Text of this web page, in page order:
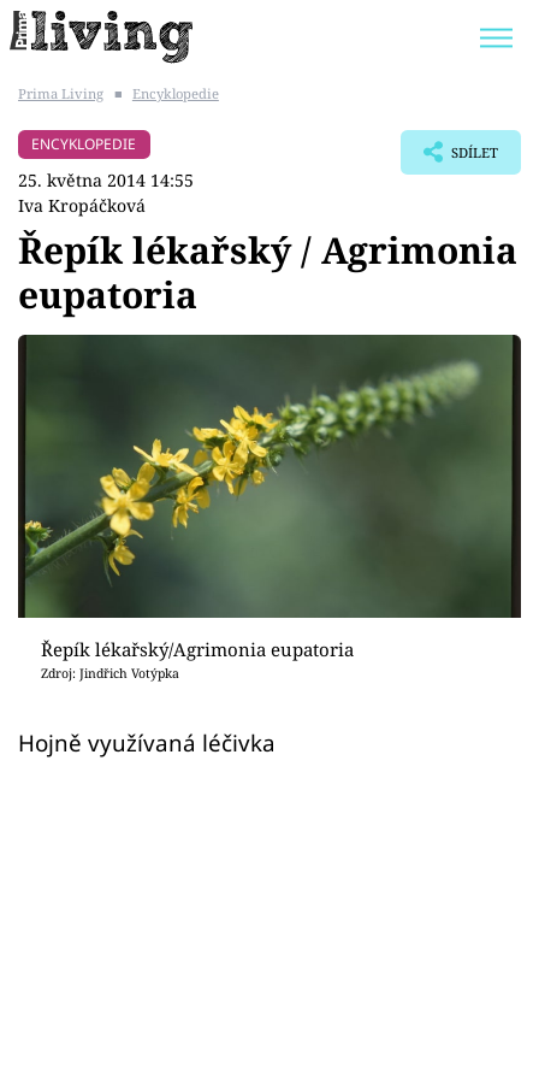
BYDLENÍ SLAVNÝCH
Témata
Design
Sledujte prima+
Přihlášení
Prima Living ■ Encyklopedie
ENCYKLOPEDIE
25. května 2014 14:55
Iva Kropáčková
SDÍLET
Řepík lékařský / Agrimonia
eupatoria
Řepík lékařský/Agrimonia eupatoria
Zdroj: Jindřich Votýpka
Hojně využívaná léčivka